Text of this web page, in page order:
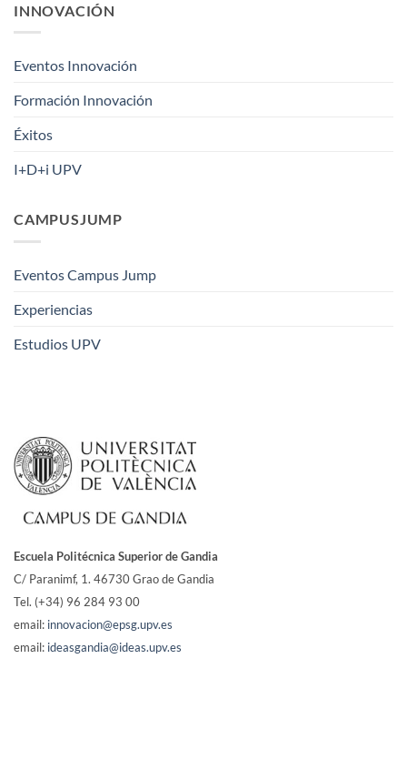
INNOVACIÓN
Eventos Innovación
Formación Innovación
Éxitos
I+D+i UPV
CAMPUSJUMP
Eventos Campus Jump
Experiencias
Estudios UPV
Escuela Politécnica Superior de Gandia
C/ Paranimf, 1. 46730 Grao de Gandia
Tel. (+34) 96 284 93 00
email: innovacion@epsg.upv.es
email: ideasgandia@ideas.upv.es